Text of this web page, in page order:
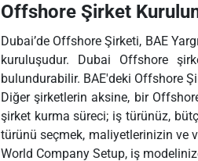
Offshore Şirket
Dubai’de Offshore Şirketi, BAE
kuruluşudur. Dubai Offshore
bulundurabilir. BAE'deki Offshore
Diğer şirketlerin aksine, bir
şirket kurma süreci; iş türünüz,
türünü seçmek, maliyetlerinizin ve
World Company Setup, iş